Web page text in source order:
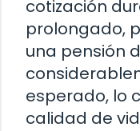
cotización
prolongado,
una pensión
esperado, lo
calidad de